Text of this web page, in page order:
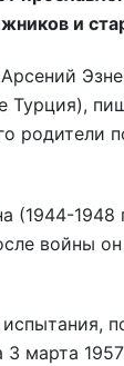
и
Турция),
родители
(1944-
войны
испытания,
марта